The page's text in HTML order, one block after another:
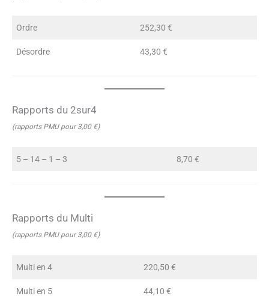
Ordre 252,30 €
Désordre 43,30 €
Rapports du 2sur4
(rapports PMU pour 3,00 €)
5 – 14 – 1 – 3 8,70 €
Rapports du Multi
(rapports PMU pour 3,00 €)
Multi en 4 220,50 €
Multi en 5 44,10 €